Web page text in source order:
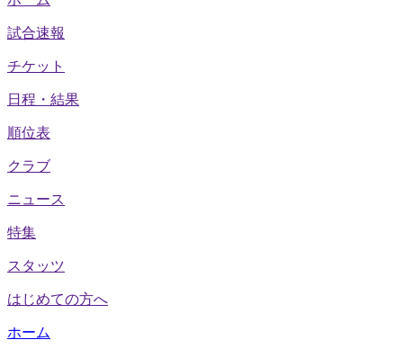
試合速報
チケット
日程・結果
順位表
クラブ
ニュース
特集
スタッツ
はじめての方へ
ホーム